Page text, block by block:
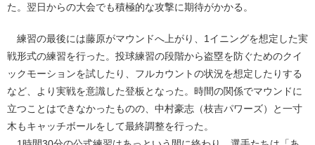
た。翌日からの大会でも積極的な攻撃に期待がかかる。
練習の最後には藤原がマウンドへ上がり、1イニングを想定した実
戦形式の練習を行った。投球練習の段階から盗塁を防ぐためのクイ
ックモーションを試したり、フルカウントの状況を想定したりする
など、より実戦を意識した登板となった。時間の関係でマウンドに
立つことはできなかったものの、中村豪志（枝吉パワーズ）と一寸
木もキャッチボールをして最終調整を行った。